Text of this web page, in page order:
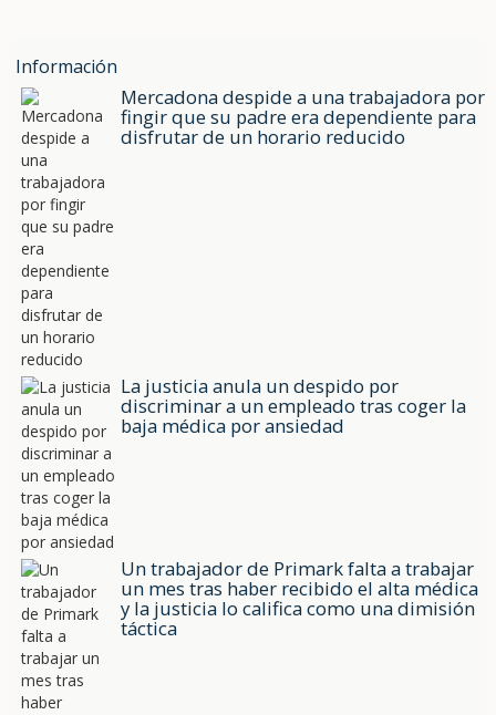
Información
Mercadona despide a una trabajadora por
fingir que su padre era dependiente para
disfrutar de un horario reducido
La justicia anula un despido por
discriminar a un empleado tras coger la
baja médica por ansiedad
Un trabajador de Primark falta a trabajar
un mes tras haber recibido el alta médica
y la justicia lo califica como una dimisión
táctica